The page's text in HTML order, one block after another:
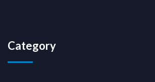
Category